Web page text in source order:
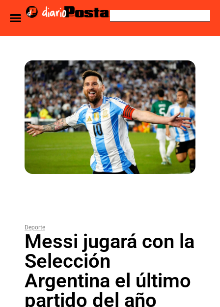
Deporte
Messi jugará con la
Selección
Argentina el último
partido del año